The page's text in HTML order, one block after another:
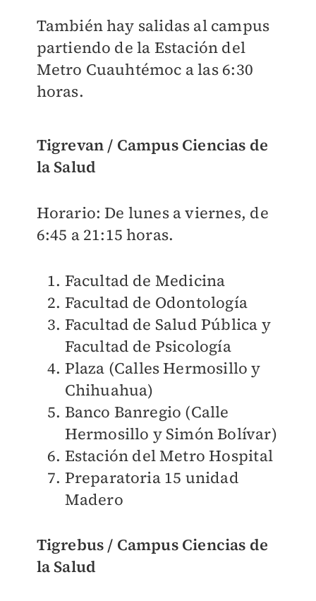
También hay salidas al campus
partiendo de la Estación del
Metro Cuauhtémoc a las 6:30
horas.
Tigrevan / Campus Ciencias de
la Salud
Horario: De lunes a viernes, de
6:45 a 21:15 horas.
Facultad de Medicina
Facultad de Odontología
Facultad de Salud Pública y
Facultad de Psicología
Plaza (Calles Hermosillo y
Chihuahua)
Banco Banregio (Calle
Hermosillo y Simón Bolívar)
Estación del Metro Hospital
Preparatoria 15 unidad
Madero
Tigrebus / Campus Ciencias de
la Salud